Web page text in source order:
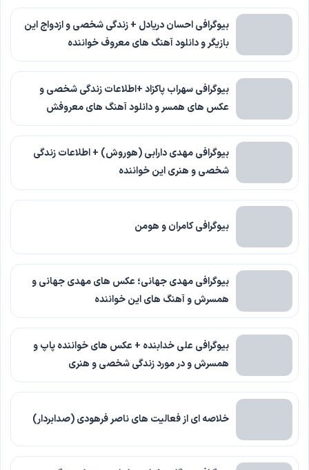
بیوگرافی احسان دریادل + زندگی شخصی و ازدواج این
بازیگر و دانلود آهنگ های معروف خواننده
بیوگرافی سهراب پاکزاد +اطلاعات زندگی شخصی و
عکس های همسر و دانلود آهنگ های معروفش
بیوگرافی مهدی دارابی (هوروش) + اطلاعات زندگی
شخصی و هنری این خواننده
بیوگرافی کامران و هومن
بیوگرافی مهدی جهانی؛ عکس های مهدی جهانی و
همسرش و آهنگ های این خواننده
بیوگرافی علی خدابنده + عکس های خواننده پاپ و
همسرش و در مورد زندگی شخصی و هنری
خلاصه ای از فعالیت های ناصر فرهودی (صدابردار)